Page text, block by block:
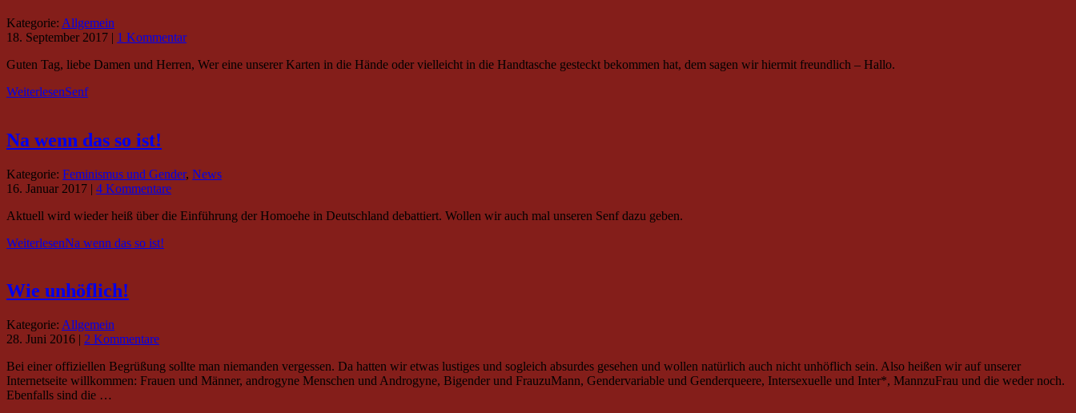
Kategorie: Allgemein
18. September 2017 | 1 Kommentar
Guten Tag, liebe Damen und Herren, Wer eine unserer Karten in die Hände oder vielleicht in die Handtasche gesteckt bekommen hat, dem sagen wir hiermit freundlich – Hallo.
WeiterlesenSenf
Na wenn das so ist!
Kategorie: Feminismus und Gender, News
16. Januar 2017 | 4 Kommentare
Aktuell wird wieder heiß über die Einführung der Homoehe in Deutschland debattiert. Wollen wir auch mal unseren Senf dazu geben.
WeiterlesenNa wenn das so ist!
Wie unhöflich!
Kategorie: Allgemein
28. Juni 2016 | 2 Kommentare
Bei einer offiziellen Begrüßung sollte man niemanden vergessen. Da hatten wir etwas lustiges und sogleich absurdes gesehen und wollen natürlich auch nicht unhöflich sein. Also heißen wir auf unserer
Internetseite willkommen: Frauen und Männer, androgyne Menschen und Androgyne, Bigender und FrauzuMann, Gendervariable und Genderqueere, Intersexuelle und Inter*, MannzuFrau und die weder noch.
Ebenfalls sind die …